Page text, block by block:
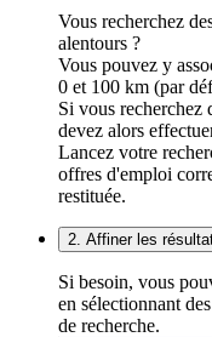
Vous recherchez
alentours ?
Vous pouvez y
0 et 100 km (par
Si vous recherchez
devez alors
Lancez votre
offres d'emploi
restituée.
2. Affiner les
Si besoin, vous
en sélectionnant
de recherche.